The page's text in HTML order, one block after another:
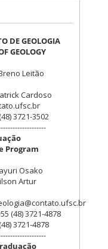
DE GEOLOGIA
GEOLOGY
Leitão
Cardoso
3721-3502
Program
Osako
Artur
(48) 3721-4878
3721-4878